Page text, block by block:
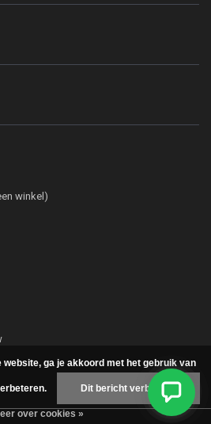
winkel)
website, ga je akkoord met het gebruik van
Dit bericht verbergen
over cookies »